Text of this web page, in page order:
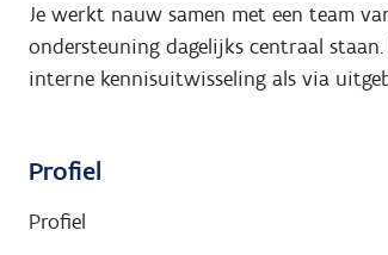
Je werkt nauw samen met een team
ondersteuning dagelijks centraal
interne kennisuitwisseling als via
Profiel
Profiel